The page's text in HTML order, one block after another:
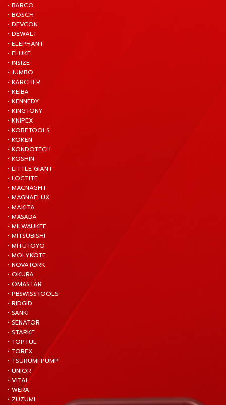
• BARCO
• BOSCH
• DEVCON
• DEWALT
• ELEPHANT
• FLUKE
• INSIZE
• JUMBO
• KARCHER
• KEIBA
• KENNEDY
• KINGTONY
• KNIPEX
• KOBETOOLS
• KOKEN
• KONDOTECH
• KOSHIN
• LITTLE GIANT
• LOCTITE
• MACNAGHT
• MAGNAFLUX
• MAKITA
• MASADA
• MILWAUKEE
• MITSUBISHI
• MITUTOYO
• MOLYKOTE
• NOVATORK
• OKURA
• OMASTAR
• PBSWISSTOOLS
• RIDGID
• SANKI
• SENATOR
• STARKE
• TOPTUL
• TOREX
• TSURUMI PUMP
• UNIOR
• VITAL
• WERA
• ZUZUMI